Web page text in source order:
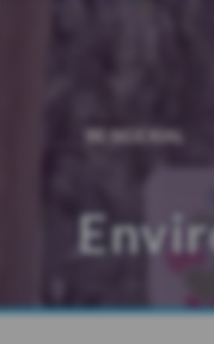
BE SIDEXIAL